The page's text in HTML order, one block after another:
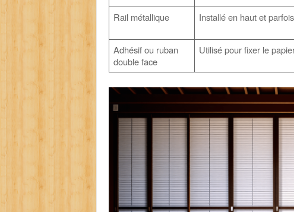
Rail métallique
Installé en haut et
Adhésif ou ruban
double face
Utilisé pour fixer le